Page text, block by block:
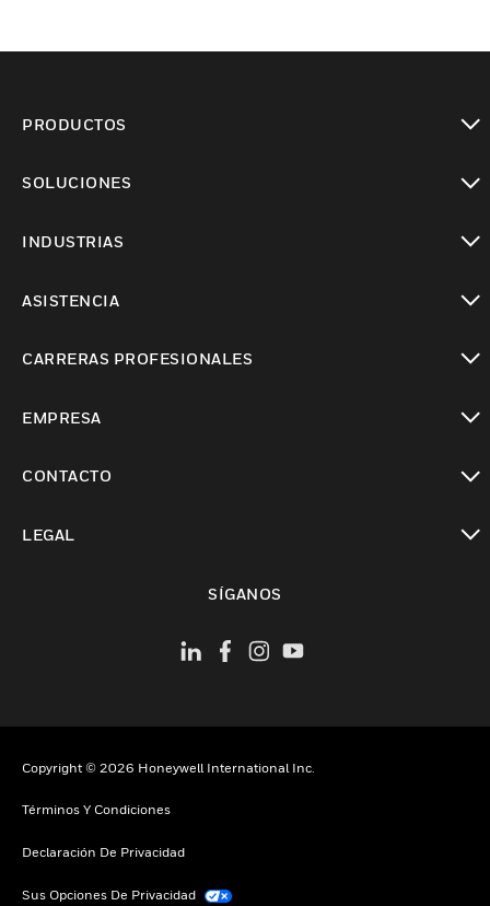
PRODUCTOS
SOLUCIONES
INDUSTRIAS
ASISTENCIA
CARRERAS PROFESIONALES
EMPRESA
CONTACTO
LEGAL
SÍGANOS
Copyright © 2026 Honeywell International Inc.
Términos Y Condiciones
Declaración De Privacidad
Sus Opciones De Privacidad